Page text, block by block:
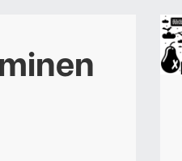
The District